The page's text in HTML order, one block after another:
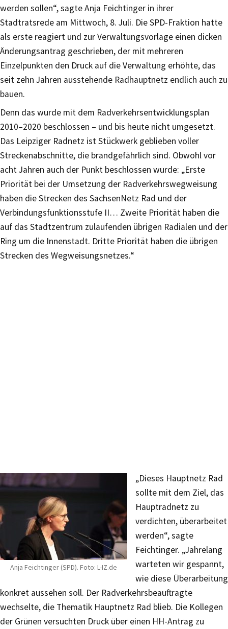
werden sollen“, sagte Anja Feichtinger in ihrer
Stadtratsrede am Mittwoch, 8. Juli. Die SPD-Fraktion hatte
als erste reagiert und zur Verwaltungsvorlage einen dicken
Änderungsantrag geschrieben, der mit mehreren
Einzelpunkten den Druck auf die Verwaltung erhöhte, das
seit zehn Jahren ausstehende Radhauptnetz endlich auch zu
bauen.
Denn das wurde mit dem Radverkehrsentwicklungsplan
2010–2020 beschlossen – und bis heute nicht umgesetzt.
Das Leipziger Radnetz ist Stückwerk geblieben voller
Streckenabschnitte, die brandgefährlich sind. Obwohl vor
acht Jahren auch der Punkt beschlossen wurde: „Erste
Priorität bei der Umsetzung der Radverkehrswegweisung
haben die Strecken des SachsenNetz Rad und der
Verbindungsfunktionsstufe II… Zweite Priorität haben die
auf das Stadtzentrum zulaufenden übrigen Radialen und der
Ring um die Innenstadt. Dritte Priorität haben die übrigen
Strecken des Wegweisungsnetzes.“
Anja Feichtinger (SPD). Foto: L-IZ.de
„Dieses Hauptnetz Rad
sollte mit dem Ziel, das
Hauptradnetz zu
verdichten, überarbeitet
werden“, sagte
Feichtinger. „Jahrelang
warteten wir gespannt,
wie diese Überarbeitung
konkret aussehen soll. Der Radverkehrsbeauftragte
wechselte, die Thematik Hauptnetz Rad blieb. Die Kollegen
der Grünen versuchten Druck über einen HH-Antrag zu